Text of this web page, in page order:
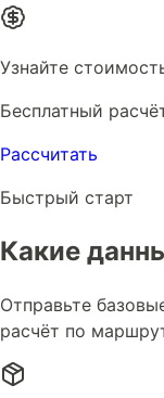
Узнайте
Бесплатный
Рассчитать
Быстрый старт
Какие
Отправьте
расчёт по